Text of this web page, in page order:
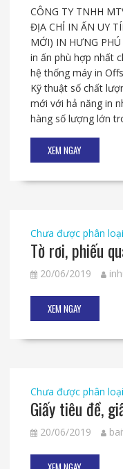
CÔNG TY TNHH
ĐỊA CHỈ IN ẤN UY
MỚI) IN HƯNG
in ấn phù hợp nhất
hệ thống máy in
Kỹ thuật số chất
mới với hả năng in
hàng số lượng lớn
XEM NGAY
Chưa được phân loại
Tờ rơi, phiếu
20/06/2019
XEM NGAY
Chưa được phân loại
Giấy tiêu đề,
20/06/2019